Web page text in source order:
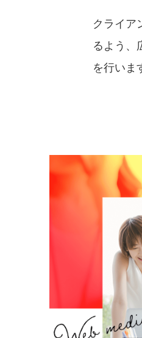
クライア
るよう、
を行いま